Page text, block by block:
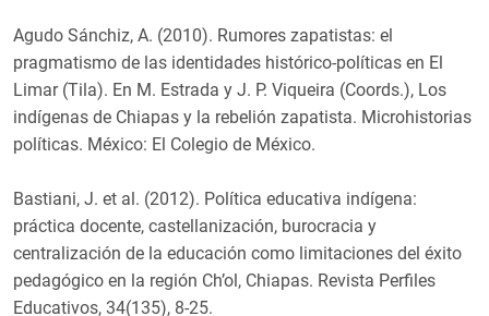
Agudo Sánchiz, A. (2010). Rumores zapatistas: el
pragmatismo de las identidades histórico-políticas en El
Limar (Tila). En M. Estrada y J. P. Viqueira (Coords.), Los
indígenas de Chiapas y la rebelión zapatista. Microhistorias
políticas. México: El Colegio de México.
Bastiani, J. et al. (2012). Política educativa indígena:
práctica docente, castellanización, burocracia y
centralización de la educación como limitaciones del éxito
pedagógico en la región Ch’ol, Chiapas. Revista Perfiles
Educativos, 34(135), 8-25.